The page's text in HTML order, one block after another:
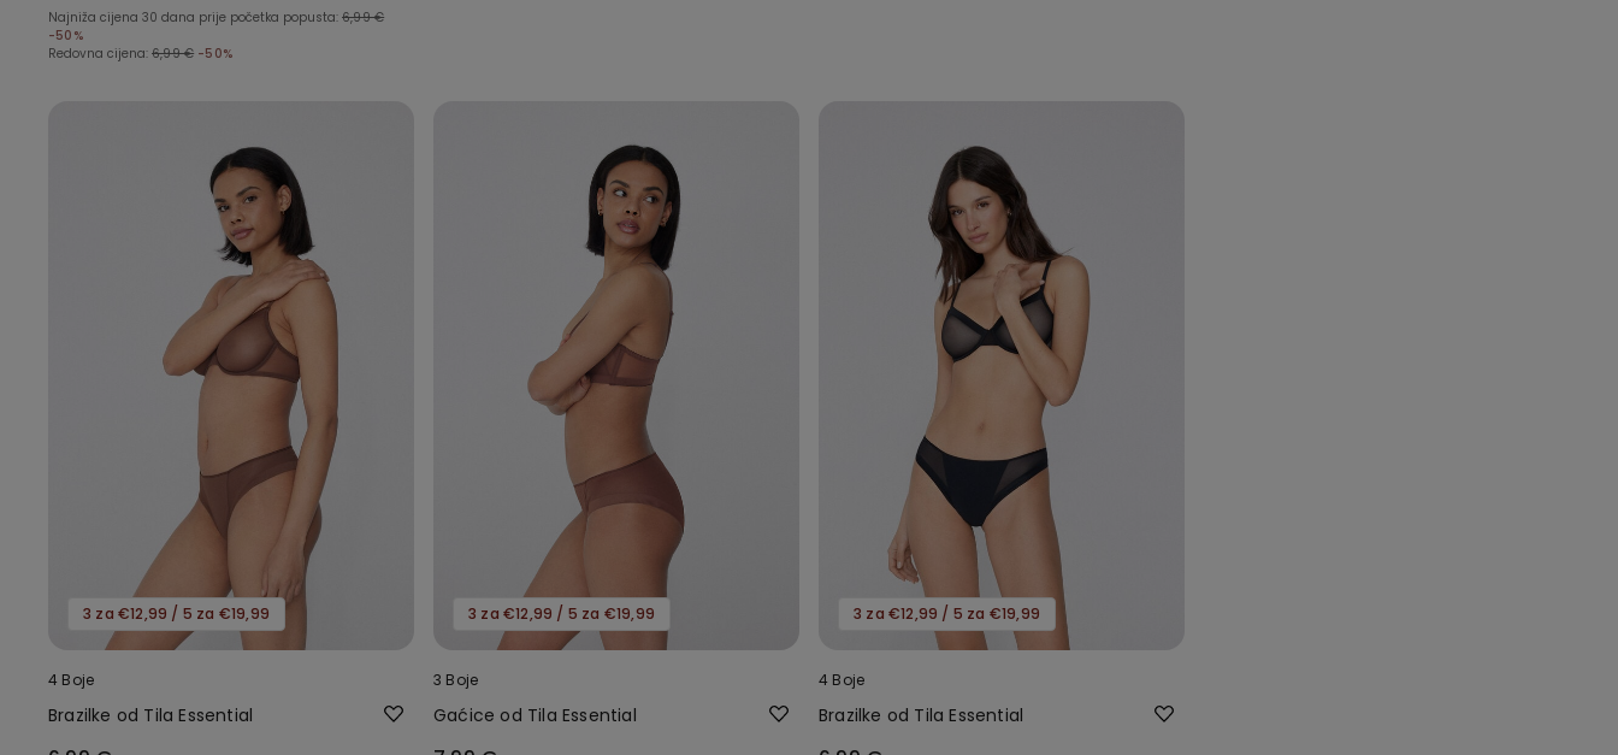
Najniža cijena 30 dana prije početka popusta: 6,99 €
-50%
Redovna cijena: 6,99 € -50%
3 za €12,99 / 5 za €19,99
4 Boje
Brazilke od Tila Essential
3 za €12,99 / 5 za €19,99
3 Boje
Gaćice od Tila Essential
3 za €12,99 / 5 za €19,99
4 Boje
Brazilke od Tila Essential